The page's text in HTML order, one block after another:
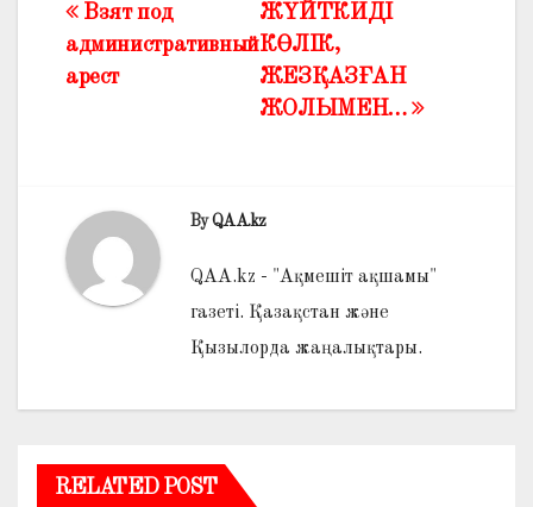
Жазба
навигациясы
ЖҮЙТКИДІ
КӨЛІК,
ЖЕЗҚАЗҒАН
ЖОЛЫМЕН…
Взят под
административный
арест
ByQAA.kz
QAA.kz - "Ақмешіт ақшамы"
газеті. Қазақстан және
Қызылорда жаңалықтары.
RELATED POST